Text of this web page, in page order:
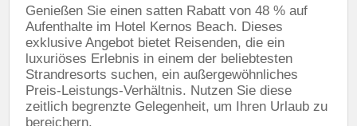
Genießen Sie einen satten Rabatt von 48 % auf
Aufenthalte im Hotel Kernos Beach. Dieses
exklusive Angebot bietet Reisenden, die ein
luxuriöses Erlebnis in einem der beliebtesten
Strandresorts suchen, ein außergewöhnliches
Preis-Leistungs-Verhältnis. Nutzen Sie diese
zeitlich begrenzte Gelegenheit, um Ihren Urlaub zu
bereichern.